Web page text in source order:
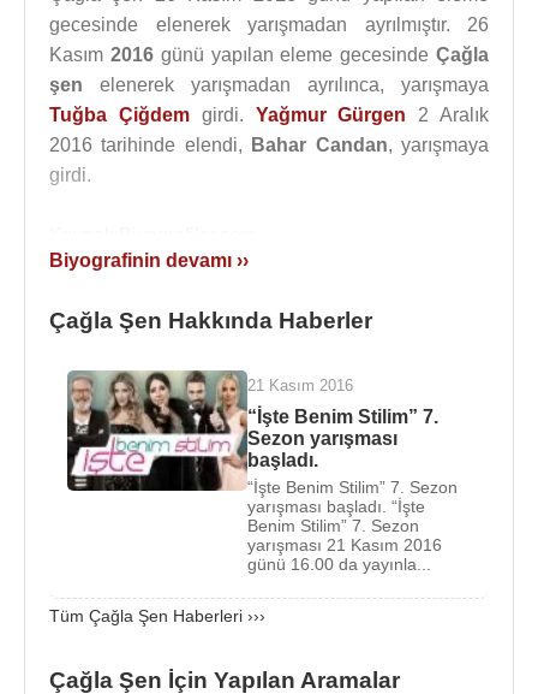
gecesinde elenerek yarışmadan ayrılmıştır. 26
Kasım 2016günü yapılan eleme gecesindeÇağla
şen elenerek yarışmadan ayrılınca, yarışmaya
Tuğba Çiğdemgirdi. Yağmur Gürgen 2 Aralık
2016 tarihinde elendi, Bahar Candan, yarışmaya
girdi.
Biyografinin devamı ››
Çağla Şen Hakkında Haberler
21 Kasım 2016
“İşte Benim Stilim” 7.
Sezon yarışması
başladı.
“İşte Benim Stilim” 7. Sezon
yarışması başladı. “İşte
Benim Stilim” 7. Sezon
yarışması 21 Kasım 2016
günü 16.00 da yayınla...
Tüm Çağla Şen Haberleri ›››
Çağla Şen İçin Yapılan Aramalar